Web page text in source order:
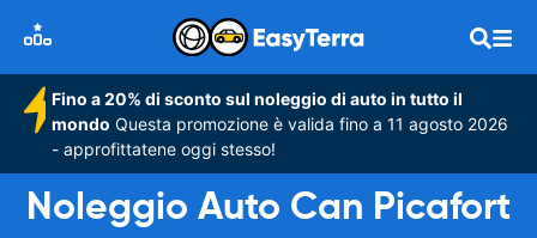
Fino a 20% di sconto sul noleggio di auto in tutto il
mondo Questa promozione è valida fino a 11 agosto 2026
- approfittatene oggi stesso!
Noleggio Auto Can Picafort